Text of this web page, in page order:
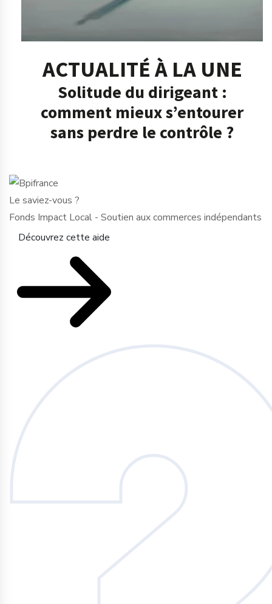
ACTUALITÉ À LA UNE
Solitude du dirigeant :
comment mieux s’entourer
sans perdre le contrôle ?
Le saviez-vous ?
Fonds Impact Local - Soutien aux commerces indépendants
Découvrez cette aide